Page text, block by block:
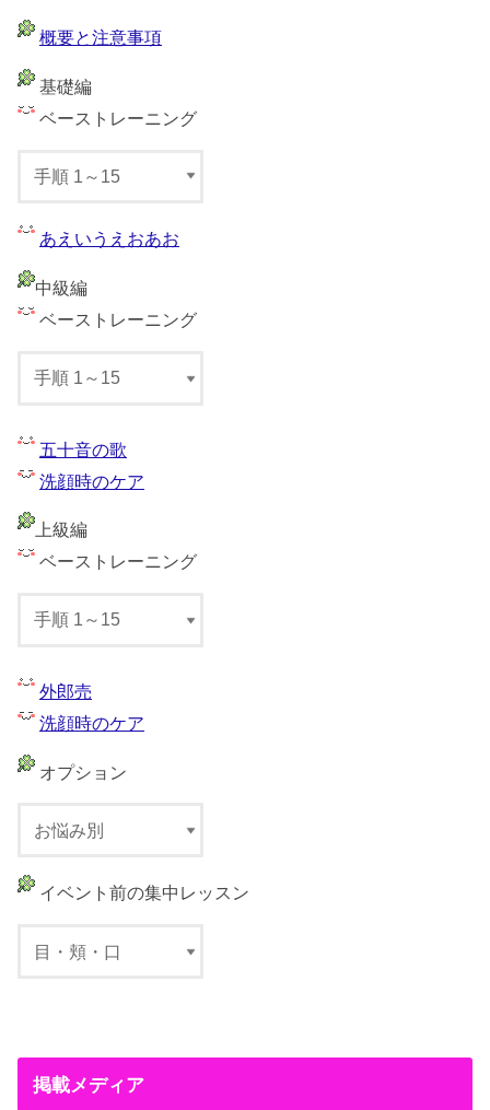
概要と注意事項
基礎編
ベーストレーニング
あえいうえおあお
中級編
ベーストレーニング
五十音の歌
洗顔時のケア
上級編
ベーストレーニング
外郎売
洗顔時のケア
オプション
イベント前の集中レッスン
掲載メディア